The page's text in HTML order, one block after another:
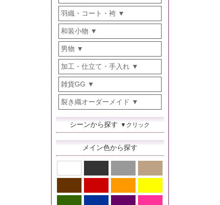
羽織・コート・袴
和装小物
男物
加工・仕立て・手入れ
雑貨GG
裂き織オーダーメイド
シーンから探す ▼クリック
メイン色から探す